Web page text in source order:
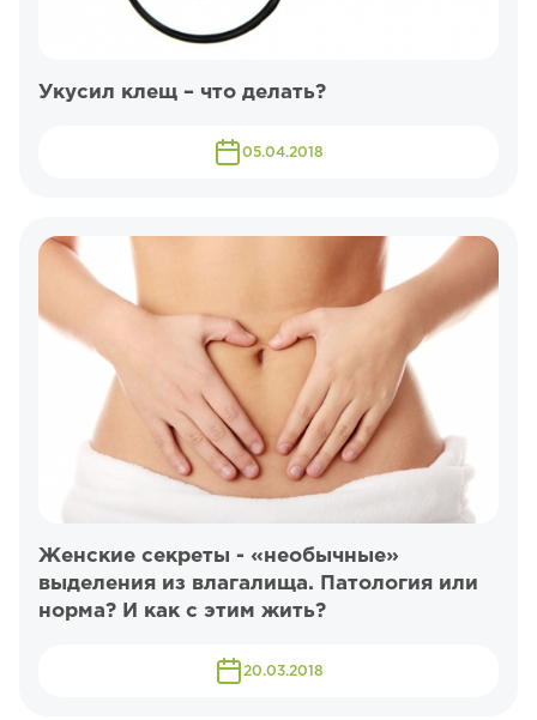
Укусил клещ – что делать?
05.04.2018
Женские секреты - «необычные»
выделения из влагалища. Патология или
норма? И как с этим жить?
20.03.2018